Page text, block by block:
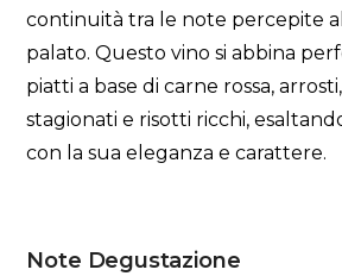
continuità tra le note percepite
palato. Questo vino si abbina
piatti a base di carne rossa,
stagionati e risotti ricchi,
con la sua eleganza e carattere.
Note Degustazione